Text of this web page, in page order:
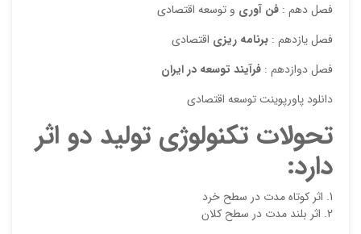
فصل دهم : فن آوري و توسعه اقتصادي
فصل يازدهم : برنامه ريزي اقتصادي
فصل دوازدهم : فرآيند توسعه در ايران
دانلود پاورپوینت توسعه اقتصادي
تحولات تكنولوژي توليد دو اثر
دارد:
اثر كوتاه مدت در سطح خرد
اثر بلند مدت در سطح كلان